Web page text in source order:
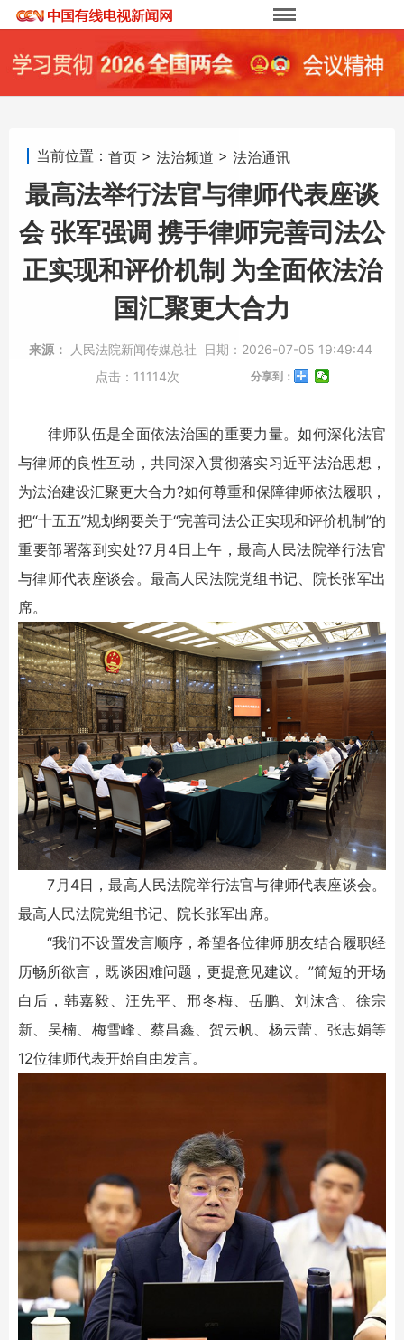
当前位置： 首页 > 法治频道 > 法治通讯
最高法举行法官与律师代表座谈
会 张军强调 携手律师完善司法公
正实现和评价机制 为全面依法治
国汇聚更大合力
来源： 人民法院新闻传媒总社 日期： 2026-07-05 19:49:44
点击： 11114次 分享到：
律师队伍是全面依法治国的重要力量。如何深化法官
与律师的良性互动，共同深入贯彻落实习近平法治思想，
为法治建设汇聚更大合力?如何尊重和保障律师依法履职，
把“十五五”规划纲要关于“完善司法公正实现和评价机制”的
重要部署落到实处?7月4日上午，最高人民法院举行法官
与律师代表座谈会。最高人民法院党组书记、院长张军出
席。
7月4日，最高人民法院举行法官与律师代表座谈会。
最高人民法院党组书记、院长张军出席。
“我们不设置发言顺序，希望各位律师朋友结合履职经
历畅所欲言，既谈困难问题，更提意见建议。”简短的开场
白后，韩嘉毅、汪先平、邢冬梅、岳鹏、刘沫含、徐宗
新、吴楠、梅雪峰、蔡昌鑫、贺云帆、杨云蕾、张志娟等
12位律师代表开始自由发言。